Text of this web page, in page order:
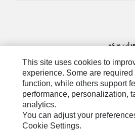
This site uses cookies to
experience. Some are required
function, while others support
performance, personalization,
analytics.
You can adjust your
Cookie Settings.